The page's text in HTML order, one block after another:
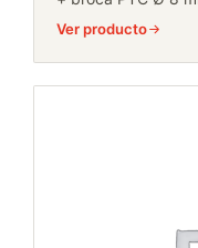
Ver producto